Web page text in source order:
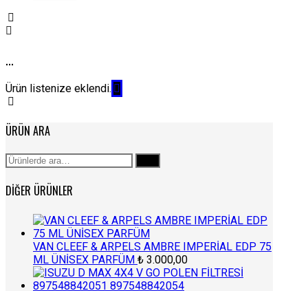
...
Ürün listenize eklendi.
ÜRÜN ARA
Ara:
DIĞER ÜRÜNLER
VAN CLEEF & ARPELS AMBRE IMPERİAL EDP 75
ML ÜNİSEX PARFÜM ₺ 3.000,00